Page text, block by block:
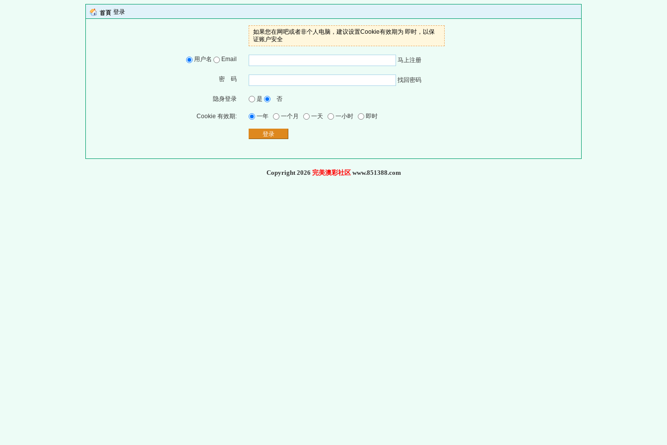
登录
如果您在网吧或者非个人电脑，建议设置Cookie有效期为 即时，以保
证账户安全
用户名 Email 马上注册
密 码 找回密码
隐身登录 是 否
Cookie 有效期: 一年 一个月 一天 一小时 即时
Copyright 2026 完美澳彩社区www.851388.com